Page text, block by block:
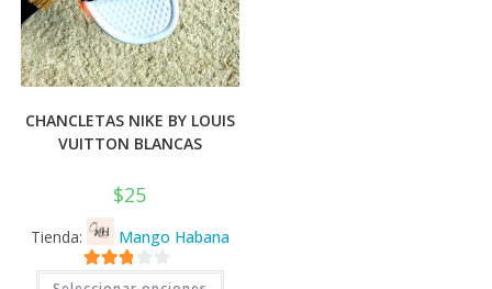
CHANCLETAS NIKE BY LOUIS
VUITTON BLANCAS
$25
Tienda: Mango Habana
2.71
Este